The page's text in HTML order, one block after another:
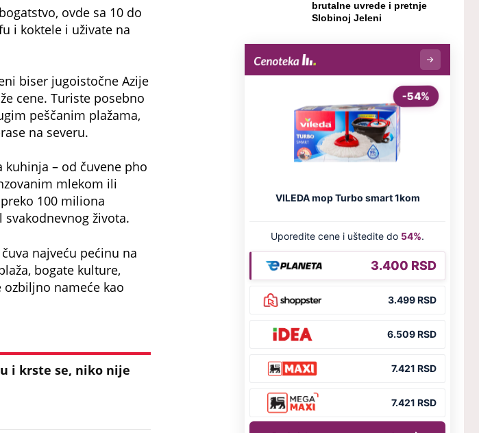
ovde sa 10 do
i koktele i uživate na
biser jugoistočne Azije
cene. Turiste posebno
peščanim plažama,
na severu.
kuhinja – od čuvene pho
mlekom ili
100 miliona
života.
najveću pećinu na
bogate kulture,
nameće kao
i krste se, niko nije
brutalne uvrede i pretnje
Slobinoj Jeleni